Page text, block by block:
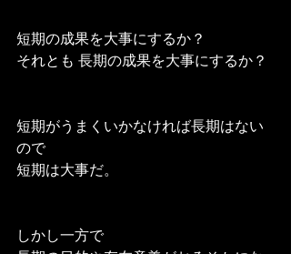
短期の成果を大事にするか？
それとも 長期の成果を大事にするか？
短期がうまくいかなければ長期はない
ので
短期は大事だ。
しかし一方で